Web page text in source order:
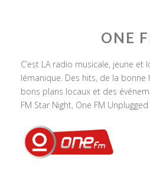
ONE
C’est LA radio musicale, jeune et
lémanique. Des hits, de la bonne
bons plans locaux et des
FM Star Night, One FM